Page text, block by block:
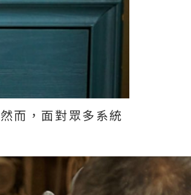
而，面對眾多系統